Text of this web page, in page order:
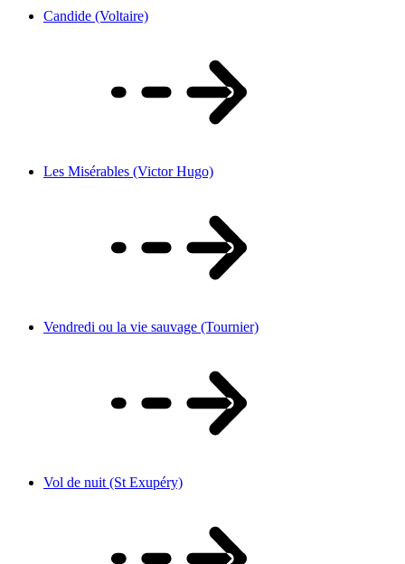
Candide (Voltaire)
Les Misérables (Victor Hugo)
Vendredi ou la vie sauvage (Tournier)
Vol de nuit (St Exupéry)